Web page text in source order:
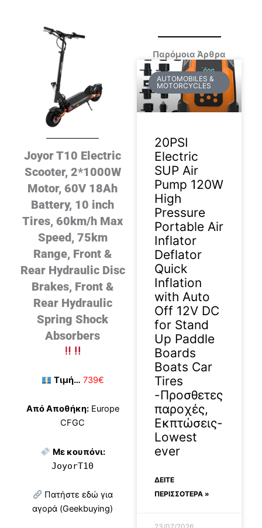
Joyor T10 Electric
Scooter, 2*1000W
Motor, 60V 18Ah
Battery, 10 inch
Tires, 60km/h Max
Speed, 75km
Range, Front &
Rear Hydraulic Disc
Brakes, Front &
Rear Hydraulic
Spring Shock
Absorbers
Τιμή… 739€
Από Αποθήκη:Europe
CFGC
Με κουπόνι:
JoyorT10
Πατήστε εδώ για
αγορά (Geekbuying)
Παρόμοια Άρθρα
AUTOMOBILES &
MOTORCYCLES
20PSI
Electric
SUP Air
Pump 120W
High
Pressure
Portable Air
Inflator
Deflator
Quick
Inflation
with Auto
Off 12V DC
for Stand
Up Paddle
Boards
Boats Car
Tires
-Προσθετες
παροχές,
Εκπτώσεις-
Lowest
ever
ΔΕΊΤΕ
ΠΕΡΙΣΣΟΤΕΡΑ »